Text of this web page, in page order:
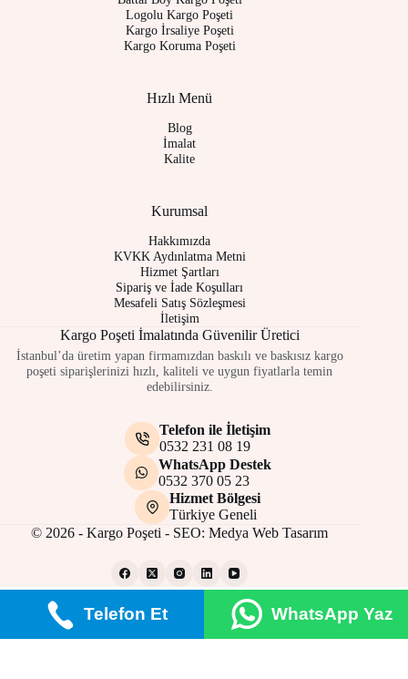
Logolu Kargo Poşeti
Kargo İrsaliye Poşeti
Kargo Koruma Poşeti
Hızlı Menü
Blog
İmalat
Kalite
Kurumsal
Hakkımızda
KVKK Aydınlatma Metni
Hizmet Şartları
Sipariş ve İade Koşulları
Mesafeli Satış Sözleşmesi
İletişim
Kargo Poşeti İmalatında Güvenilir Üretici
İstanbul’da üretim yapan firmamızdan baskılı ve baskısız kargo
poşeti siparişlerinizi hızlı, kaliteli ve uygun fiyatlarla temin
edebilirsiniz.
Telefon ile İletişim
0532 231 08 19
WhatsApp Destek
0532 370 05 23
Hizmet Bölgesi
Türkiye Geneli
© 2026 - Kargo Poşeti - SEO:Medya Web Tasarım
Gizlilik PolitikasıÇerez Politikası
Site Kullanım Şartları
Telefon Et WhatsApp Yaz